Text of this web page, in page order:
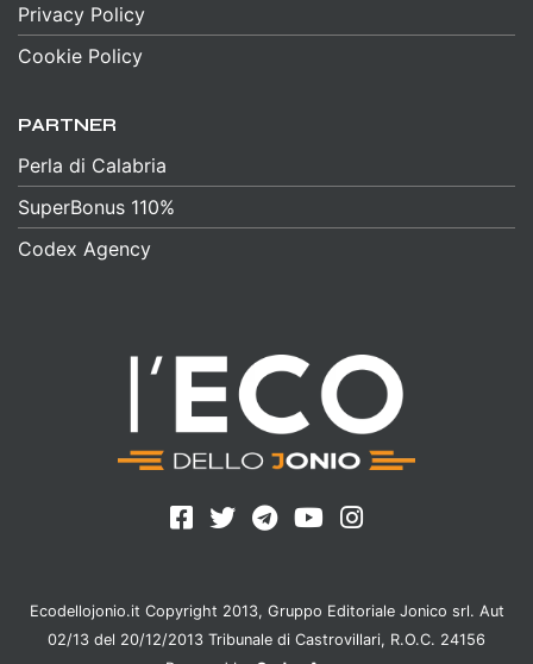
Privacy Policy
Cookie Policy
PARTNER
Perla di Calabria
SuperBonus 110%
Codex Agency
Ecodellojonio.it Copyright 2013, Gruppo Editoriale Jonico srl. Aut
02/13 del 20/12/2013 Tribunale di Castrovillari, R.O.C. 24156